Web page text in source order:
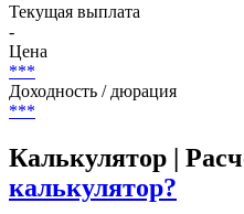
Страна риска
Россия
Текущая выплата
-
***
Доходность / дюрация
***